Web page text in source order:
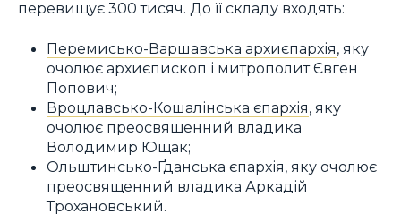
перевищує 300 тисяч. До її складу входять:
Перемисько-Варшавська архиєпархія, яку
очолює архиєпископ і митрополит Євген
Попович;
Вроцлавсько-Кошалінська єпархія, яку
очолює преосвященний владика
Володимир Ющак;
Ольштинсько-Ґданська єпархія, яку очолює
преосвященний владика Аркадій
Трохановський.